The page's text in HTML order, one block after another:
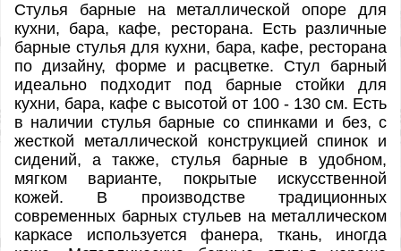
Стулья барные на металлической опоре для
кухни, бара, кафе, ресторана. Есть различные
барные стулья для кухни, бара, кафе, ресторана
по дизайну, форме и расцветке. Стул барный
идеально подходит под барные стойки для
кухни, бара, кафе с высотой от 100 - 130 см. Есть
в наличии стулья барные со спинками и без, с
жесткой металлической конструкцией спинок и
сидений, а также, стулья барные в удобном,
мягком варианте, покрытые искусственной
кожей. В производстве традиционных
современных барных стульев на металлическом
каркасе используется фанера, ткань, иногда